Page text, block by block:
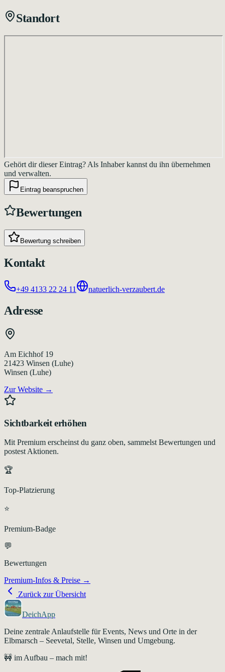
Standort
Gehört dir dieser Eintrag? Als Inhaber kannst du ihn übernehmen
und verwalten.
Eintrag beanspruchen
Bewertungen
Bewertung schreiben
Kontakt
+49 4133 22 24 11 natuerlich-verzaubert.de
Adresse
Am Eichhof 19
21423 Winsen (Luhe)
Winsen (Luhe)
Zur Website →
Sichtbarkeit erhöhen
Mit Premium erscheinst du ganz oben, sammelst Bewertungen und
postest Aktionen.
🏆
Top-Platzierung
⭐
Premium-Badge
💬
Bewertungen
Premium-Infos & Preise →
Zurück zur Übersicht
DeichApp
Deine zentrale Anlaufstelle für Events, News und Orte in der
Elbmarsch – Seevetal, Stelle, Winsen und Umgebung.
🚧 im Aufbau – mach mit!